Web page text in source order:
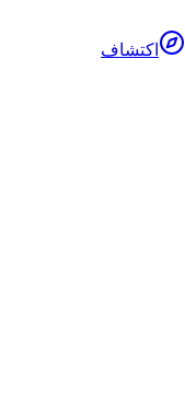
اکتشاف